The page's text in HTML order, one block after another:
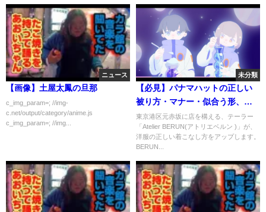
ニュース
【画像】土屋太鳳の旦那
c_img_param=; //img-
c.net/output/category/anime.js
c_img_param=; //img...
未分類
【必見】パナマハットの正しい
被り方・マナー・似合う形、す
べて話します！
東京港区元赤坂に店を構える、テーラー
「Atelier BERUN(アトリエベルン )」が、
洋服の正しい着こなし方をアップします。
BERUN...